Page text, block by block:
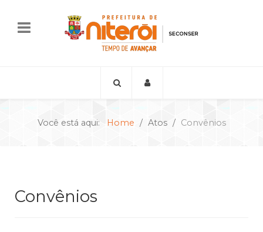
Você está aqui: Home Atos Convênios
Convênios